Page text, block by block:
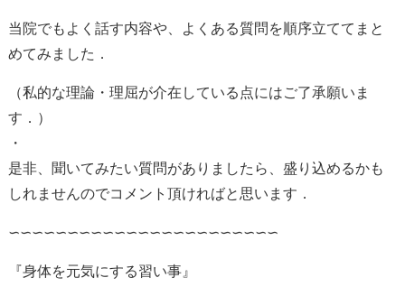
当院でもよく話す内容や、よくある質問を順序立ててまと
めてみました．
（私的な理論・理屈が介在している点にはご了承願いま
す．）
・
是非、聞いてみたい質問がありましたら、盛り込めるかも
しれませんのでコメント頂ければと思います．
∽∽∽∽∽∽∽∽∽∽∽∽∽∽∽∽∽∽∽∽∽∽∽
『身体を元気にする習い事』